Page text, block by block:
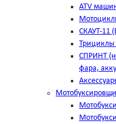
ATV
СКАУТ-11
Трициклы
СПРИНТ
фара,